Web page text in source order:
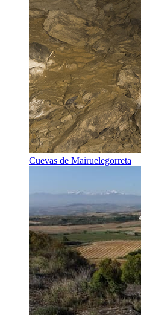
Cuevas de Mairuelegorreta